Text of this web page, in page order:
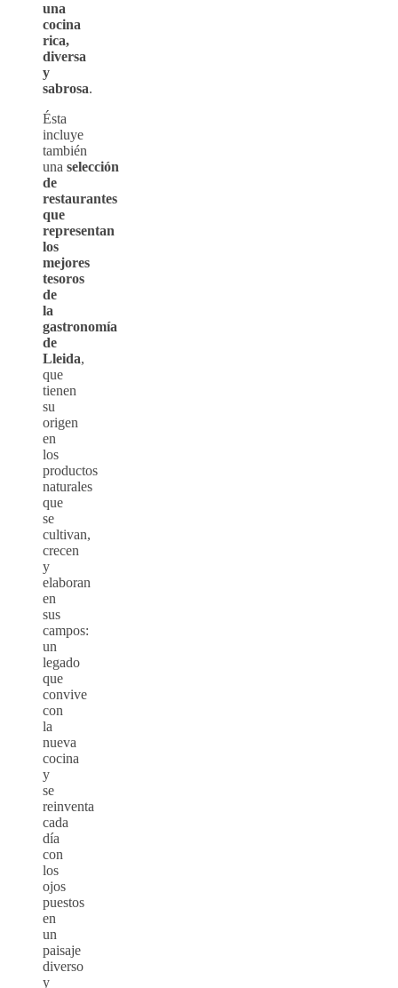
una
cocina
rica,
diversa
y
sabrosa.
Ésta
incluye
también
una selección
de
restaurantes
que
representan
los
mejores
tesoros
de
la
gastronomía
de
Lleida,
que
tienen
su
origen
en
los
productos
naturales
que
se
cultivan,
crecen
y
elaboran
en
sus
campos:
un
legado
que
convive
con
la
nueva
cocina
y
se
reinventa
cada
día
con
los
ojos
puestos
en
un
paisaje
diverso
y